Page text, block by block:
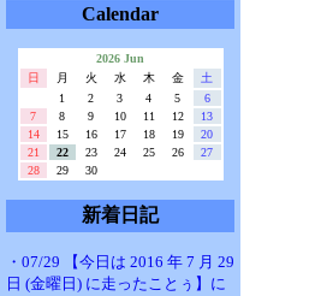
Calendar
2026 Jun
日
月 火 水 木 金
土
1
2 3 4 5
6
7
8 9 10 11 12
13
14
15 16 17 18 19
20
21
22 23 24 25 26
27
28
29 30
新着日記
・07/29 【今日は 2016 年 7 月 29
日 (金曜日) に走ったことぅ】に